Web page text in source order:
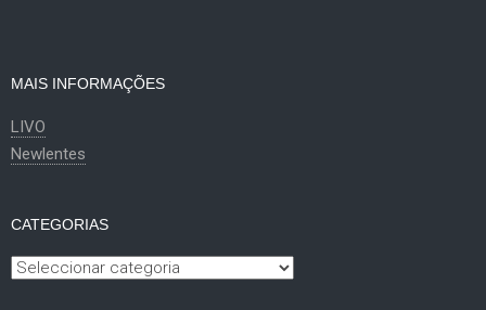
MAIS INFORMAÇÕES
LIVO
Newlentes
CATEGORIAS
Categorias